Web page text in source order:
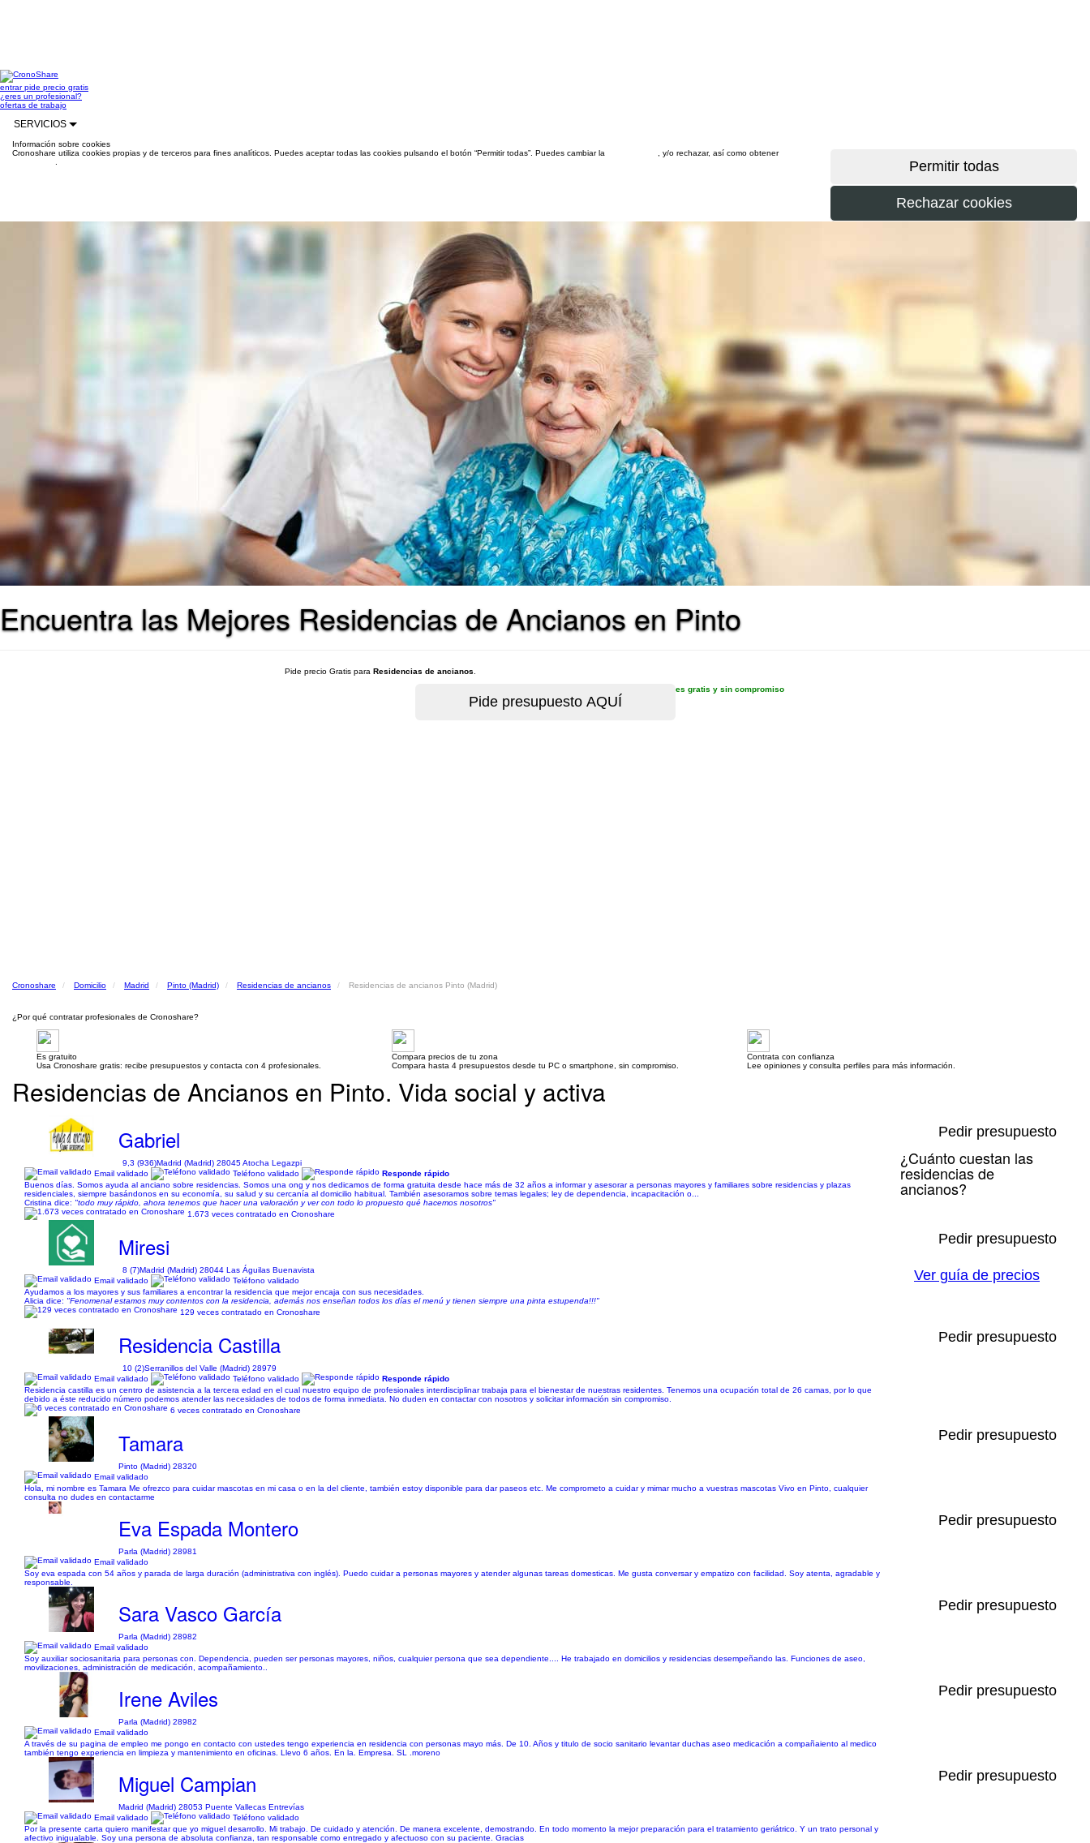
entrarpide precio gratis
¿eres un profesional?
ofertas de trabajo
SERVICIOS
Información sobre cookies
Cronoshare utiliza cookies propias y de terceros para fines analíticos. Puedes aceptar todas las cookies pulsando el botón “Permitir todas”. Puedes cambiar la
, y/o rechazar, así como obtener
Encuentra las Mejores Residencias de Ancianos en Pinto
Pide precio Gratis para Residencias de ancianos
es gratis y sin compromiso
Cronoshare Domicilio Madrid Pinto (Madrid) Residencias de ancianos Residencias de ancianos Pinto (Madrid)
¿Por qué contratar profesionales de Cronoshare?
Es gratuito
Usa Cronoshare gratis: recibe presupuestos y contacta con 4 profesionales.
Compara precios de tu zona
Compara hasta 4 presupuestos desde tu PC o smartphone, sin compromiso.
Contrata con confianza
Lee opiniones y consulta perfiles para más información.
Residencias de Ancianos en Pinto. Vida social y activa
Gabriel
9,3 (936)Madrid (Madrid) 28045 Atocha Legazpi
Email validado
Teléfono validado
Responde rápido
Buenos días. Somos ayuda al anciano sobre residencias. Somos una ong y nos dedicamos de forma gratuita desde hace más de 32 años a informar y asesorar a personas mayores y familiares sobre residencias y plazas
residenciales, siempre basándonos en su economía, su salud y su cercanía al domicilio habitual. También asesoramos sobre temas legales; ley de dependencia, incapacitación o...
Cristina dice: "todo muy rápido, ahora tenemos que hacer una valoración y ver con todo lo propuesto qué hacemos nosotros"
1.673 veces contratado en Cronoshare
Pedir presupuesto
Miresi
8 (7)Madrid (Madrid) 28044 Las Águilas Buenavista
Email validado
Teléfono validado
Ayudamos a los mayores y sus familiares a encontrar la residencia que mejor encaja con sus necesidades.
Alicia dice: "Fenomenal estamos muy contentos con la residencia, además nos enseñan todos los días el menú y tienen siempre una pinta estupenda!!!"
129 veces contratado en Cronoshare
Pedir presupuesto
Residencia Castilla
10 (2)Serranillos del Valle (Madrid) 28979
Email validado
Teléfono validado
Responde rápido
Residencia castilla es un centro de asistencia a la tercera edad en el cual nuestro equipo de profesionales interdisciplinar trabaja para el bienestar de nuestras residentes. Tenemos una ocupación total de 26 camas, por lo que
debido a éste reducido número podemos atender las necesidades de todos de forma inmediata. No duden en contactar con nosotros y solicitar información sin compromiso.
6 veces contratado en Cronoshare
Pedir presupuesto
Tamara
Pinto (Madrid) 28320
Email validado
Hola, mi nombre es Tamara Me ofrezco para cuidar mascotas en mi casa o en la del cliente, también estoy disponible para dar paseos etc. Me comprometo a cuidar y mimar mucho a vuestras mascotas Vivo en Pinto, cualquier
consulta no dudes en contactarme
Pedir presupuesto
Eva Espada Montero
Parla (Madrid) 28981
Email validado
Soy eva espada con 54 años y parada de larga duración (administrativa con inglés). Puedo cuidar a personas mayores y atender algunas tareas domesticas. Me gusta conversar y empatizo con facilidad. Soy atenta, agradable y
responsable.
Pedir presupuesto
Sara Vasco García
Parla (Madrid) 28982
Email validado
Soy auxiliar sociosanitaria para personas con. Dependencia, pueden ser personas mayores, niños, cualquier persona que sea dependiente.... He trabajado en domicilios y residencias desempeñando las. Funciones de aseo,
movilizaciones, administración de medicación, acompañamiento..
Pedir presupuesto
Irene Aviles
Parla (Madrid) 28982
Email validado
A través de su pagina de empleo me pongo en contacto con ustedes tengo experiencia en residencia con personas mayo más. De 10. Años y titulo de socio sanitario levantar duchas aseo medicación a compañaiento al medico
también tengo experiencia en limpieza y mantenimiento en oficinas. Llevo 6 años. En la. Empresa. SL .moreno
Pedir presupuesto
Miguel Campian
Madrid (Madrid) 28053 Puente Vallecas Entrevías
Email validado
Teléfono validado
Por la presente carta quiero manifestar que yo miguel desarrollo. Mi trabajo. De cuidado y atención. De manera excelente, demostrando. En todo momento la mejor preparación para el tratamiento geriátrico. Y un trato personal y
afectivo inigualable. Soy una persona de absoluta confianza, tan responsable como entregado y afectuoso con su paciente. Gracias
Pedir presupuesto
¿Cuánto cuestan las
residencias de
ancianos?
Ver guía de precios